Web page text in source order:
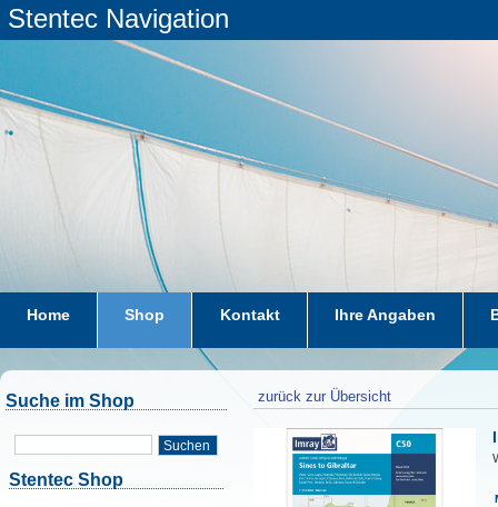
Stentec Navigation
Home Shop Kontakt Ihre Angaben
Suche im Shop
Suchen
Stentec Shop
zurück zur Übersicht